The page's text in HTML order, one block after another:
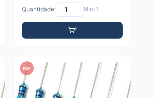
Quantidade: Mín: 1
PDF